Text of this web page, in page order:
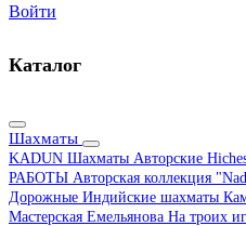
Войти
Каталог
Шахматы
KADUN Шахматы Авторские
РАБОТЫ Авторская коллекция
Дорожные Индийские шахматы
Мастерская Емельянова На троих